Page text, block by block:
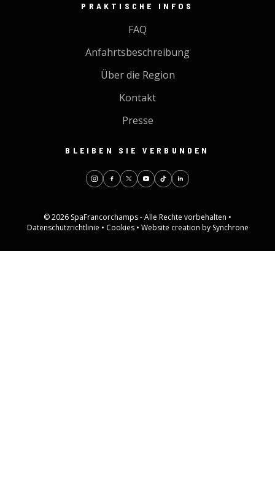
PRAKTISCHE INFOS
FAQ
Anfahrtsbeschreibung
Über die Region
Kontakt
Presse
BLEIBEN SIE VERBUNDEN
© 2026 SpaFrancorchamps - Alle Rechte vorbehalten •
Datenschutzrichtlinie • Cookies • Website creation by Synchrone